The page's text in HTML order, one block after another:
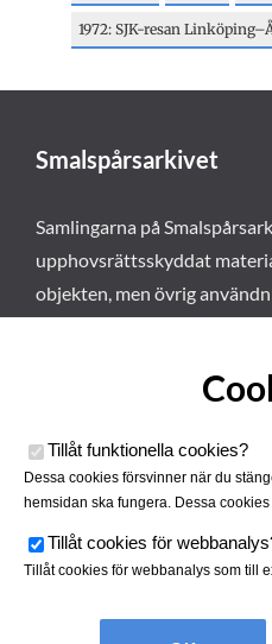
1972: SJK-resan
Smalspårsarkivet
Samlingarna på
upphovsrättsskyddat
objekten, men övrig
Tillåt funktionella cookies?
Dessa cookies försvinner när du
hemsidan ska fungera. Dessa
Tillåt cookies för webbanalys
Tillåt cookies för webbanalys som till